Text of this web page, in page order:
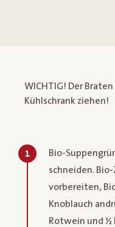
WICHTIG! Der
Kühlschrank ziehen!
1
Bio-
schneiden.
vorbereiten,
Knoblauch
Rotwein und ½